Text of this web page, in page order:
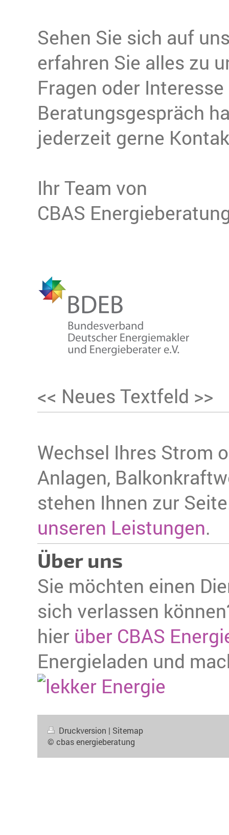
Sehen Sie sich auf
erfahren Sie alles zu
Fragen oder
Beratungsgespräch
jederzeit gerne
Ihr Team von
CBAS
<< Neues Textfeld >>
Wechsel Ihres Strom
Anlagen,
stehen Ihnen zur
unseren Leistungen.
Über uns
Sie möchten einen
sich verlassen
hier über CBAS
Energieladen und
Druckversion | Sitemap
© cbas energieberatung